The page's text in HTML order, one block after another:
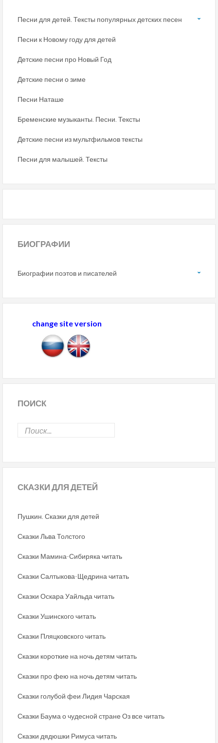
Песни для детей. Тексты популярных детских песен
Песни к Новому году для детей
Детские песни про Новый Год
Детские песни о зиме
Песни Наташе
Бременские музыканты. Песни. Тексты
Детские песни из мультфильмов тексты
Песни для малышей. Тексты
БИОГРАФИИ
Биографии поэтов и писателей
change site version
ПОИСК
СКАЗКИДЛЯ ДЕТЕЙ
Пушкин. Сказки для детей
Сказки Льва Толстого
Сказки Мамина-Сибиряка читать
Сказки Салтыкова-Щедрина читать
Сказки Оскара Уайльда читать
Сказки Ушинского читать
Сказки Пляцковского читать
Сказки короткие на ночь детям читать
Сказки про фею на ночь детям читать
Сказки голубой феи Лидия Чарская
Сказки Баума о чудесной стране Оз все читать
Сказки дядюшки Римуса читать